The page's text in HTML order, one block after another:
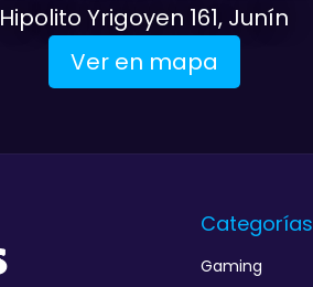
Hipolito Yrigoyen 161, Junín
Ver en mapa
Categorías
Gaming